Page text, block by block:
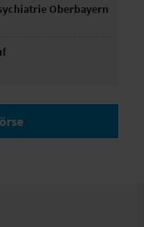
Oberbayern